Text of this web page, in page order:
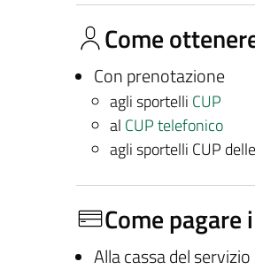
Come
Con prenotazione
agli sportelli CUP
al CUP telefonico
agli sportelli CUP delle
Come
Alla cassa del